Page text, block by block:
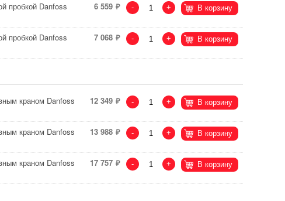
пробкой Danfoss
6 559 - + В корзину
пробкой Danfoss
7 068 - + В корзину
краном Danfoss
12 349 - + В корзину
краном Danfoss
13 988 - + В корзину
краном Danfoss
17 757 - + В корзину